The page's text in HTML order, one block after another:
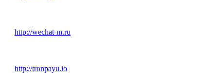
http://wechat-m.ru
http://tronpayu.io